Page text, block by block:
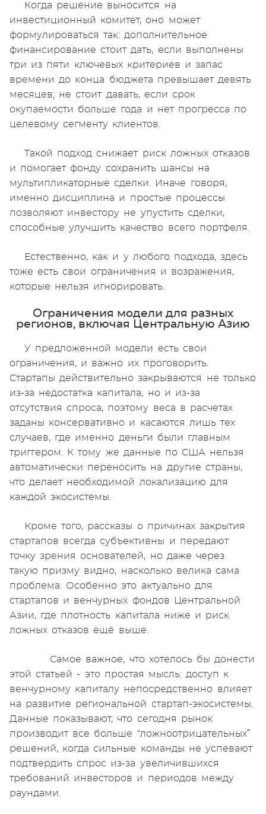
Когда решение выносится на
инвестиционный комитет, оно может
формулироваться так: дополнительное
финансирование стоит дать, если выполнены
три из пяти ключевых критериев и запас
времени до конца бюджета превышает девять
месяцев; не стоит давать, если срок
окупаемости больше года и нет прогресса по
целевому сегменту клиентов.
Такой подход снижает риск ложных отказов
и помогает фонду сохранить шансы на
мультипликаторные сделки. Иначе говоря,
именно дисциплина и простые процессы
позволяют инвестору не упустить сделки,
способные улучшить качество всего портфеля.
Естественно, как и у любого подхода, здесь
тоже есть свои ограничения и возражения,
которые нельзя игнорировать.
Ограничения модели для разных
регионов, включая Центральную Азию
У предложенной модели есть свои
ограничения, и важно их проговорить.
Стартапы действительно закрываются не только
из-за недостатка капитала, но и из-за
отсутствия спроса, поэтому веса в расчетах
заданы консервативно и касаются лишь тех
случаев, где именно деньги были главным
триггером. К тому же данные по США нельзя
автоматически переносить на другие страны,
что делает необходимой локализацию для
каждой экосистемы.
Кроме того, рассказы о причинах закрытия
стартапов всегда субъективны и передают
точку зрения основателей, но даже через
такую призму видно, насколько велика сама
проблема. Особенно это актуально для
стартапов и венчурных фондов Центральной
Азии, где плотность капитала ниже и риск
ложных отказов ещё выше.
Самое важное, что хотелось бы донести
этой статьей - это простая мысль: доступ к
венчурному капиталу непосредственно влияет
на развитие региональной стартап-экосистемы.
Данные показывают, что сегодня рынок
производит все больше “ложноотрицательных”
решений, когда сильные команды не успевают
подтвердить спрос из-за увеличившихся
требований инвесторов и периодов между
раундами.